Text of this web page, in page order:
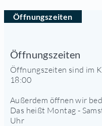
Öffnungszeiten
Öffnungszeiten
Öffnungszeiten sind im
18:00
Außerdem öffnen wir
Das heißt Montag -
Uhr